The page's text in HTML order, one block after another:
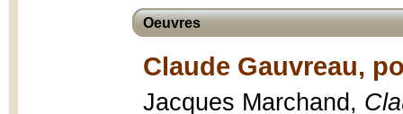
Oeuvres
Claude Gauvreau,
Jacques Marchand,